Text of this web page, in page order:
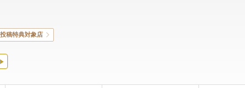
稿特典対象店